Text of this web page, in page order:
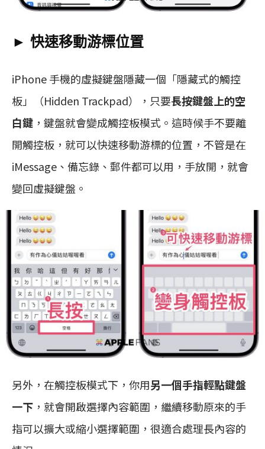
► 快速移動游標位置
iPhone 手機的虛擬鍵盤隱藏一個「隱藏式的觸控
板」（Hidden Trackpad），只要長按鍵盤上的空
白鍵 ，鍵盤就會變成觸控板模式。這時候手不要離
開觸控板，就可以快速移動游標的位置，不管是在
iMessage、備忘錄、郵件都可以用，手放開，就會
變回虛擬鍵盤。
另外，在觸控板模式下，你用另一個手指輕點鍵盤
一下 ，就會開啟選擇內容範圍，繼續移動原來的手
指可以擴大或縮小選擇範圍，很適合處理長內容的